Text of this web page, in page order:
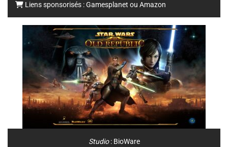
Liens sponsorisés :Gamesplanet ou Amazon
Studio: BioWare